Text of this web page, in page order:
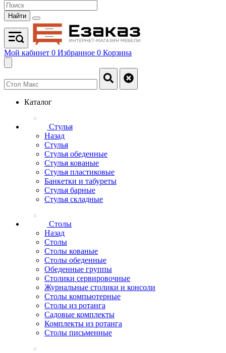
Найти
Мой кабинет 0 Избранное 0 Корзина
Каталог
Стулья
Назад
Стулья
Стулья обеденные
Стулья кованые
Стулья пластиковые
Банкетки и табуреты
Стулья барные
Стулья складные
Столы
Назад
Столы
Столы кованые
Столы обеденные
Обеденные группы
Столики сервировочные
Журнальные столики и консоли
Столы компьютерные
Столы из ротанга
Садовые комплекты
Комплекты из ротанга
Столы письменные